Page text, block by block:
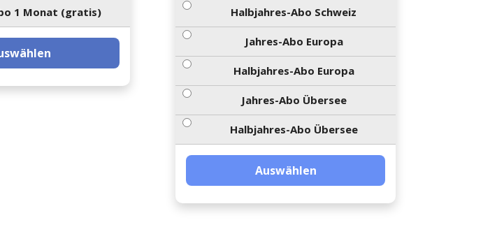
1 Monat (gratis) Halbjahres-Abo Schweiz
Jahres-Abo Europa
Halbjahres-Abo Europa
Jahres-Abo Übersee
Halbjahres-Abo Übersee
Auswählen